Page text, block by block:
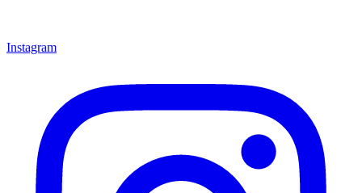
Instagram